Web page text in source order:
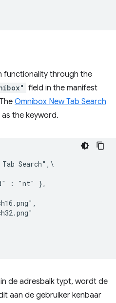
functionality through the
field in the manifest
Omnibox New Tab Search
the keyword.
Search",\
: "nt" },
de adresbalk typt, wordt de
aan de gebruiker kenbaar